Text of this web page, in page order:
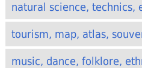
natural science, technics,
tourism, map, atlas,
music, dance, folklore,